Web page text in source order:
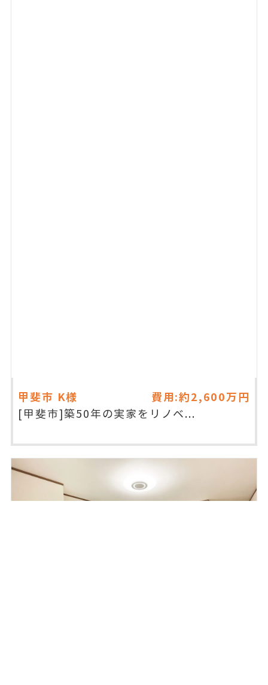
甲斐市 K様 費用:約2,600万円
[甲斐市]築50年の実家をリノベ...